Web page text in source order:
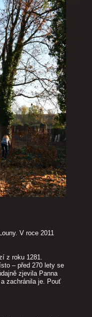
V roce 2011
z roku 1281.
– před 270 lety se
zjevila Panna
zachránila je. Pouť